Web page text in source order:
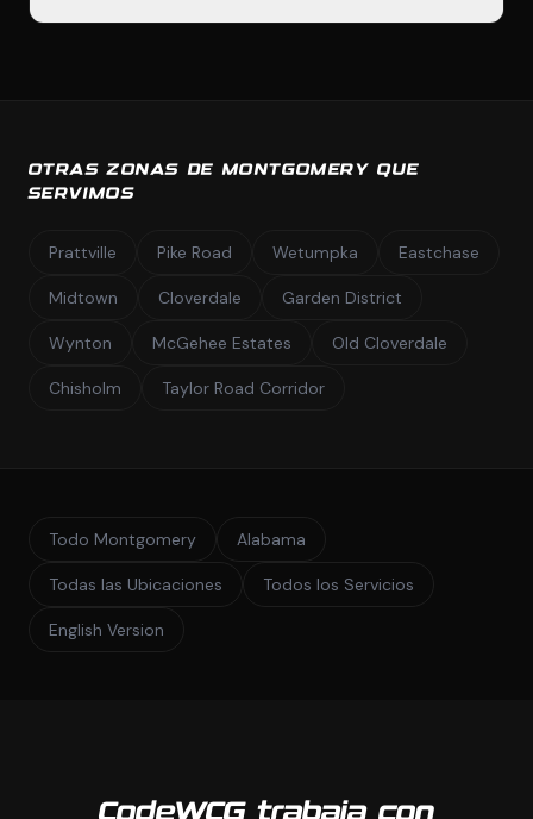
OTRAS ZONAS DE MONTGOMERY QUE
SERVIMOS
Prattville Pike Road Wetumpka Eastchase
Midtown Cloverdale Garden District
Wynton McGehee Estates Old Cloverdale
Chisholm Taylor Road Corridor
Todo Montgomery Alabama
Todas las Ubicaciones Todos los Servicios
English Version